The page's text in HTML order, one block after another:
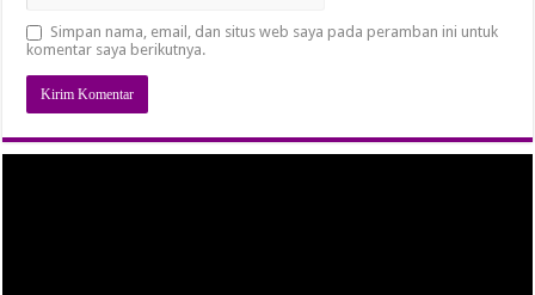
Simpan nama, email, dan situs web saya pada peramban ini untuk
komentar saya berikutnya.